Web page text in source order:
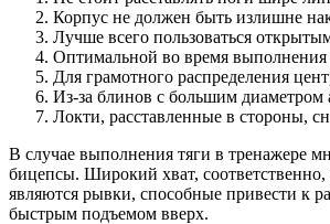
Корпус не должен быть излишне
Лучше всего пользоваться
Оптимальной во время выполнения
Для грамотного распределения
Из-за блинов с большим диаметром
Локти, расставленные в стороны,
В случае выполнения тяги в тренажере
бицепсы. Широкий хват,
являются рывки, способные привести к
быстрым подъемом вверх.